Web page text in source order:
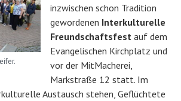
inzwischen schon Tradition
gewordenen Interkulturelle
Freundschaftsfest auf dem
Evangelischen Kirchplatz und
vor der MitMacherei,
Markstraße 12 statt. Im
Austausch stehen, Geflüchtete